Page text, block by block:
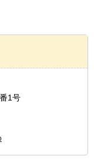
1号